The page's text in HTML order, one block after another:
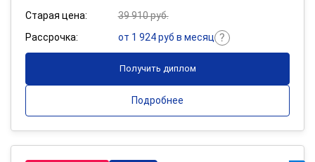
Старая цена:
39 910 руб.
Рассрочка:
от 1 924 руб в месяц
Получить диплом
Подробнее